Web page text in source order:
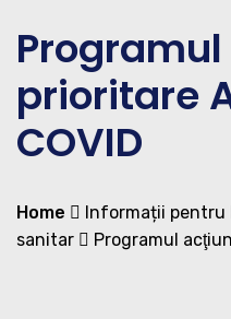
prioritare
COVID
Home
Informații pentru
sanitar
Programul